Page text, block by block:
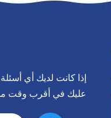
إذا كانت لديك أي
عليك في أقرب وقت